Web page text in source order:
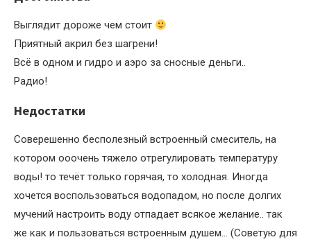
Выглядит дороже чем стоит
Приятный акрил без шагрени!
Всё в одном и гидро и аэро за сносные деньги..
Радио!
Недостатки
Соверешенно бесполезный встроенный смеситель, на
котором ооочень тяжело отрегулировать температуру
воды! то течёт только горячая, то холодная. Иногда
хочется воспользоваться водопадом, но после долгих
мучений настроить воду отпадает всякое желание.. так
же как и пользоваться встроенным душем… (Советую для